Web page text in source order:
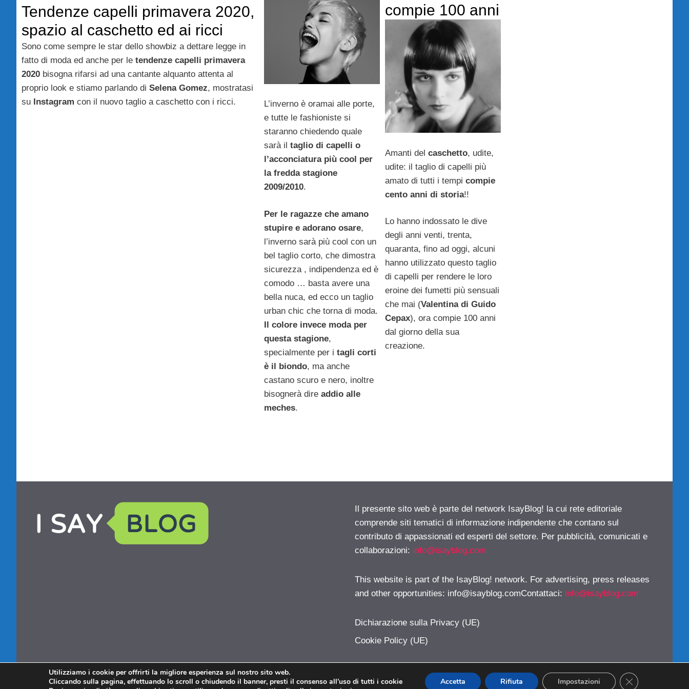
Tendenze capelli primavera 2020,
spazio al caschetto ed ai ricci
Sono come sempre le star dello showbiz a dettare legge in
fatto di moda ed anche per le tendenze capelli primavera
2020 bisogna rifarsi ad una cantante alquanto attenta al
proprio look e stiamo parlando di Selena Gomez, mostratasi
su Instagram con il nuovo taglio a caschetto con i ricci.
L’inverno è oramai alle porte,
e tutte le fashioniste si
staranno chiedendo quale
sarà il taglio di capelli o
l’acconciatura più cool per
la fredda stagione
2009/2010.
Per le ragazze che amano
stupire e adorano osare,
l’inverno sarà più cool con un
bel taglio corto, che dimostra
sicurezza , indipendenza ed è
comodo … basta avere una
bella nuca, ed ecco un taglio
urban chic che torna di moda.
Il colore invece moda per
questa stagione,
specialmente per i tagli corti
è il biondo, ma anche
castano scuro e nero, inoltre
bisognerà dire addio alle
meches.
compie 100 anni
Amanti del caschetto, udite,
udite: il taglio di capelli più
amato di tutti i tempi compie
cento anni di storia!!
Lo hanno indossato le dive
degli anni venti, trenta,
quaranta, fino ad oggi, alcuni
hanno utilizzato questo taglio
di capelli per rendere le loro
eroine dei fumetti più sensuali
che mai (Valentina di Guido
Cepax), ora compie 100 anni
dal giorno della sua
creazione.
Il presente sito web è parte del network IsayBlog! la cui rete editoriale
comprende siti tematici di informazione indipendente che contano sul
contributo di appassionati ed esperti del settore. Per pubblicità, comunicati e
collaborazioni: info@isayblog.com
This website is part of the IsayBlog! network. For advertising, press releases
and other opportunities: info@isayblog.comContattaci: info@isayblog.com
Dichiarazione sulla Privacy (UE)
Cookie Policy (UE)
Modalizer.com © 2026. All right reserverd.
Utilizziamo i cookie per offrirti la migliore esperienza sul nostro sito web.
Cliccando sulla pagina, effettuando lo scroll o chiudendo il banner, presti il consenso all’uso di tutti i cookie
Accetta Rifiuta Impostazioni CLOSE GDPR